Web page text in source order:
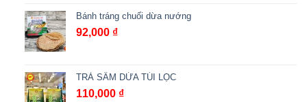
Bánh tráng chuối dừa nướng
92,000 ₫
TRÀ SÂM DỨA TÚI LỌC
110,000 ₫